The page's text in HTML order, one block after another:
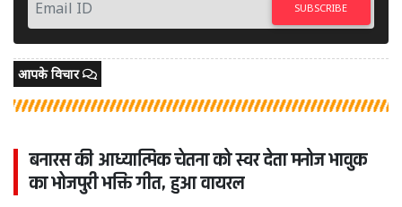
SUBSCRIBE
आपके विचार
बनारस की आध्यात्मिक चेतना को स्वर देता मनोज भावुक
का भोजपुरी भक्ति गीत, हुआ वायरल